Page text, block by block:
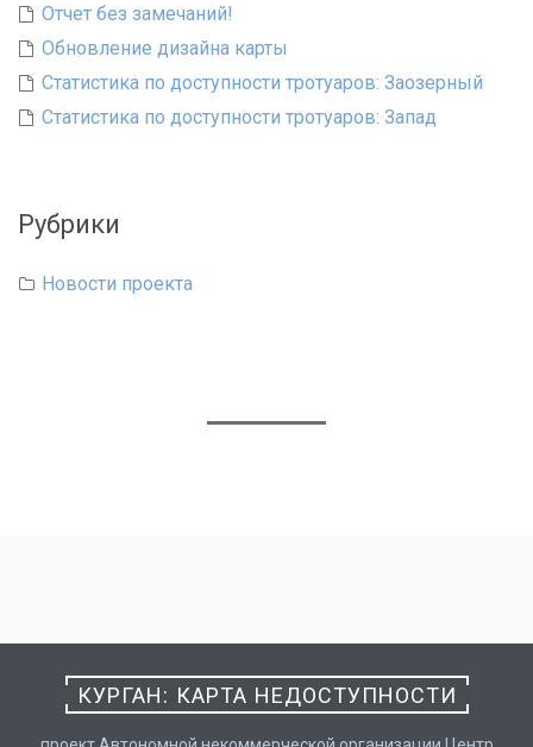
Отчет без замечаний!
Обновление дизайна карты
Статистика по доступности тротуаров: Заозерный
Статистика по доступности тротуаров: Запад
Рубрики
Новости проекта
КУРГАН: КАРТА НЕДОСТУПНОСТИ